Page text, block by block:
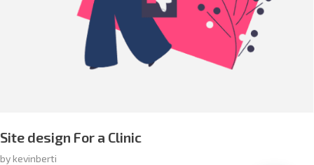
Site design For a Clinic
bykevinberti